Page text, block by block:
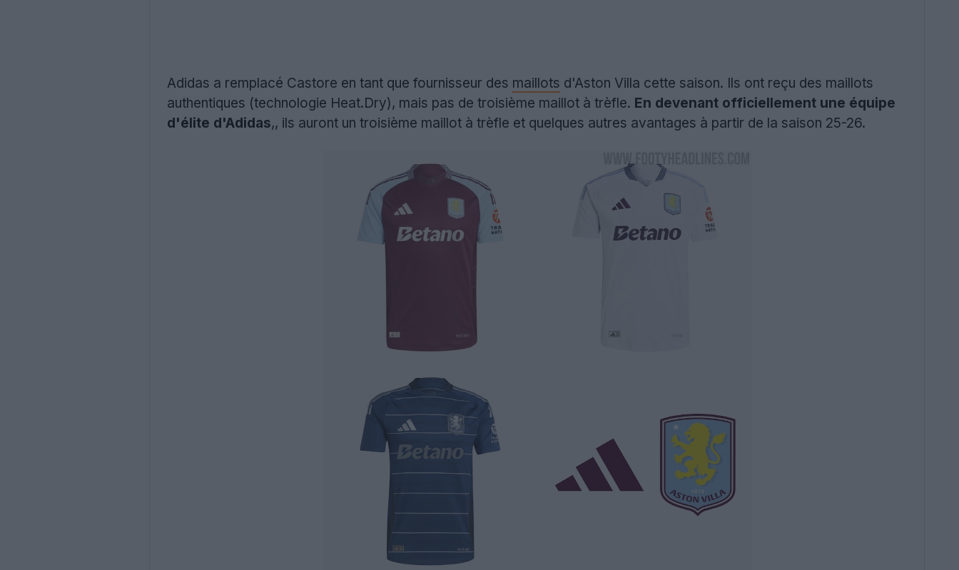
Adidas a remplacé Castore en tant que fournisseur des maillots d'Aston Villa cette saison. Ils ont reçu des maillots
authentiques (technologie Heat.Dry), mais pas de troisième maillot à trèfle. En devenant officiellement une équipe
d'élite d'Adidas,, ils auront un troisième maillot à trèfle et quelques autres avantages à partir de la saison 25-26.